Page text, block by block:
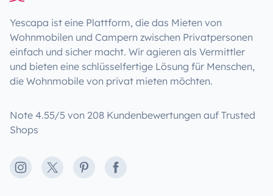
Yescapa ist eine Plattform, die das Mieten von
Wohnmobilen und Campern zwischen Privatpersonen
einfach und sicher macht. Wir agieren als Vermittler
und bieten eine schlüsselfertige Lösung für Menschen,
die Wohnmobile von privat mieten möchten.
Note 4.55/5 von 208 Kundenbewertungen auf Trusted
Shops
Instagram
X PinterestFacebook